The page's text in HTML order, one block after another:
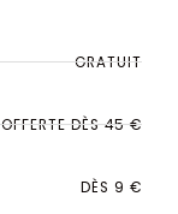
GRATUIT
OFFERTE DÈS 45 €
DÈS 9 €